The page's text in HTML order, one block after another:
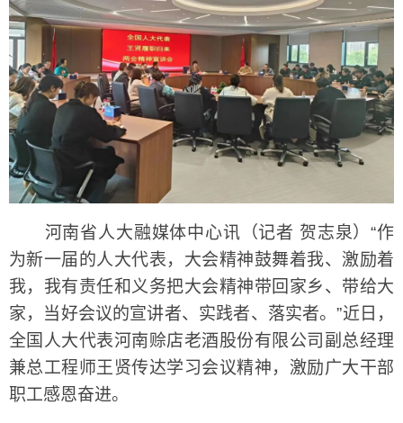
河南省人大融媒体中心讯（记者 贺志泉）“作
为新一届的人大代表，大会精神鼓舞着我、激励着
我，我有责任和义务把大会精神带回家乡、带给大
家，当好会议的宣讲者、实践者、落实者。”近日，
全国人大代表河南赊店老酒股份有限公司副总经理
兼总工程师王贤传达学习会议精神，激励广大干部
职工感恩奋进。